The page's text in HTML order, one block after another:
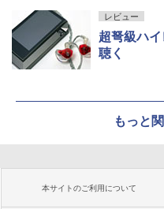
レビュー
超弩級ハ
聴く
もっと
本サイトのご利用について